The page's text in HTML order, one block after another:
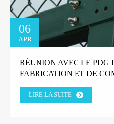
06
APR
RÉUNION AVEC LE PDG
FABRICATION ET DE
LIRE LA SUITE